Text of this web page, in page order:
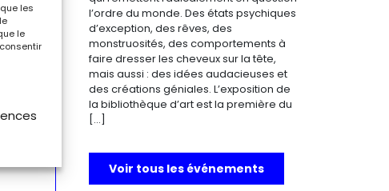
les
le
l’ordre du monde. Des états psychiques
d’exception, des rêves, des
monstruosités, des comportements à
faire dresser les cheveux sur la tête,
mais aussi : des idées audacieuses et
des créations géniales. L’exposition de
la bibliothèque d’art est la première du
[…]
Voir tous les événements